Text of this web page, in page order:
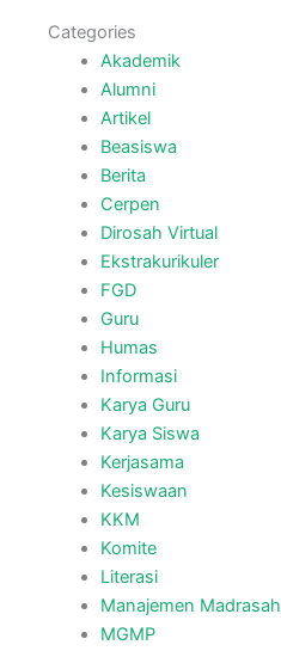
Categories
Akademik
Alumni
Artikel
Beasiswa
Berita
Cerpen
Dirosah Virtual
Ekstrakurikuler
FGD
Guru
Humas
Informasi
Karya Guru
Karya Siswa
Kerjasama
Kesiswaan
KKM
Komite
Literasi
Manajemen Madrasah
MGMP